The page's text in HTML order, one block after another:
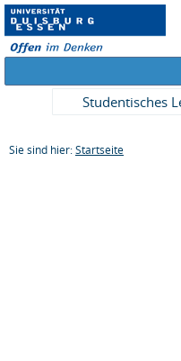
Studentisches
Sie sind hier: Startseite